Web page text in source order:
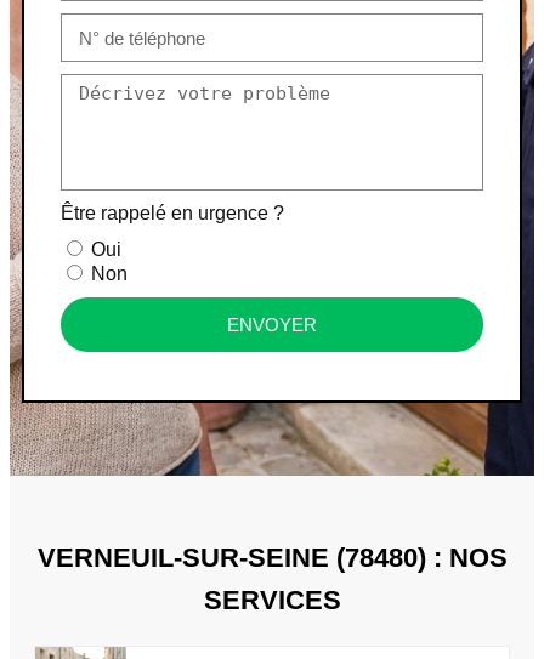
Être rappelé en urgence ?
Oui
Non
ENVOYER
VERNEUIL-SUR-SEINE (78480) : NOS
SERVICES